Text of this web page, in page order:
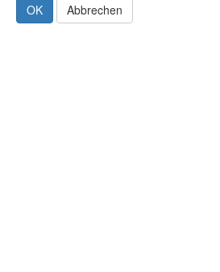
Abbrechen